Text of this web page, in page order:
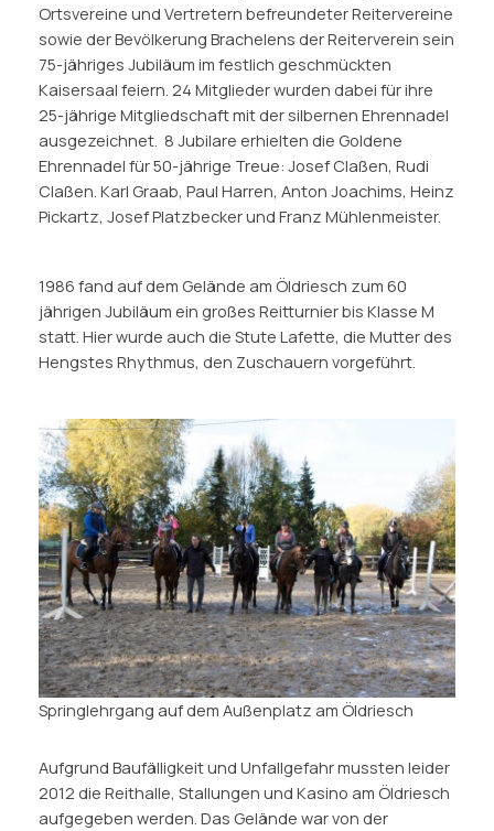
Ortsvereine und Vertretern befreundeter Reitervereine
sowie der Bevölkerung Brachelens der Reiterverein sein
75-jähriges Jubiläum im festlich geschmückten
Kaisersaal feiern. 24 Mitglieder wurden dabei für ihre
25-jährige Mitgliedschaft mit der silbernen Ehrennadel
ausgezeichnet. 8 Jubilare erhielten die Goldene
Ehrennadel für 50-jährige Treue: Josef Claßen, Rudi
Claßen. Karl Graab, Paul Harren, Anton Joachims, Heinz
Pickartz, Josef Platzbecker und Franz Mühlenmeister.
1986 fand auf dem Gelände am Öldriesch zum 60
jährigen Jubiläum ein großes Reitturnier bis Klasse M
statt. Hier wurde auch die Stute Lafette, die Mutter des
Hengstes Rhythmus, den Zuschauern vorgeführt.
Springlehrgang auf dem Außenplatz am Öldriesch
Aufgrund Baufälligkeit und Unfallgefahr mussten leider
2012 die Reithalle, Stallungen und Kasino am Öldriesch
aufgegeben werden. Das Gelände war von der